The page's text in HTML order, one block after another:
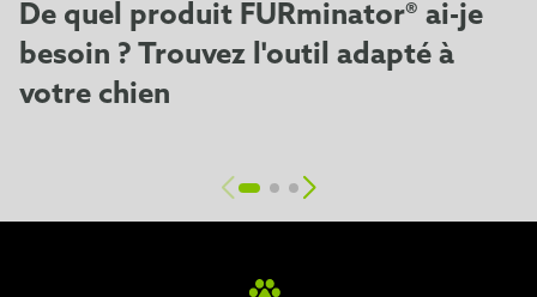
De quel produit FURminator® ai-je
besoin ? Trouvez l'outil adapté à
votre chien